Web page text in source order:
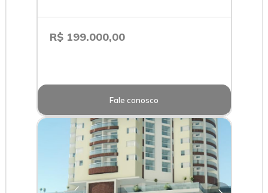
R$ 199.000,00
Fale conosco